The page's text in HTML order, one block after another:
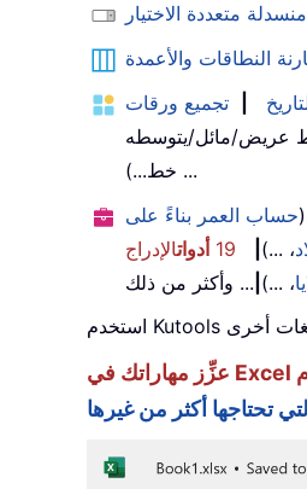
متعددة الاختيار
النطاقات والأعمدة
تجميع ورقات
عريض/مائل/يتوسطه
خط...) ...
(حساب العمر بناءً على
، ...) 19 أدواتالإدراج
، ...) ... وأكثر من ذلك